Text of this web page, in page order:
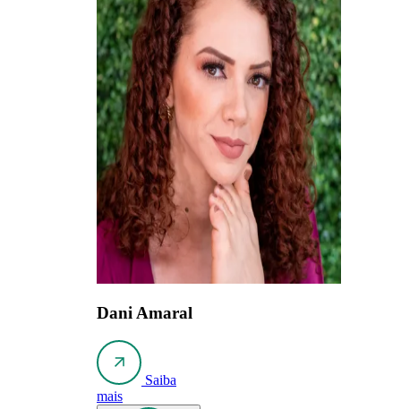
Dani Amaral
Saiba
mais